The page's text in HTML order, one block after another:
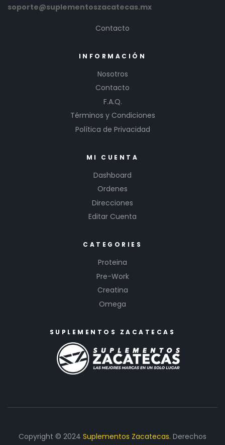
soporte@suplementoszacatecas.mx
Contacto
INFORMACIÓN
Nosotros
Contacto
F.A.Q.
Términos y Condiciones
Política de Privacidad
MI CUENTA
Dashboard
Ordenes
Direcciones
Editar Cuenta
CATEGORIES
Proteina
Pre-Work
Creatina
Omega
SUPLEMENTOS ZACATECAS
Copyright © 2024 Suplementos Zacatecas. Derechos